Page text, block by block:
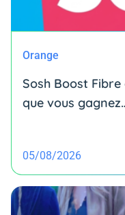
Orange
Sosh Boost
que vous
05/08/2026